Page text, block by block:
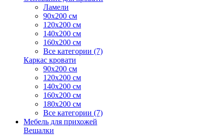
Ламели
90х200 см
120х200 см
140х200 см
160х200 см
Все категории (7)
Каркас кровати
90х200 см
120х200 см
140х200 см
160х200 см
180х200 см
Все категории (7)
Мебель для прихожей
Вешалки